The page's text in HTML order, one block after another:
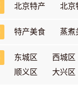
北京特产 北京
特产美食 蒸煮
东城区 西城区
顺义区
大兴区